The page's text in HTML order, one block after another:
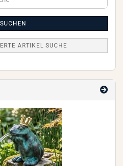
SUCHEN
ARTIKEL SUCHE